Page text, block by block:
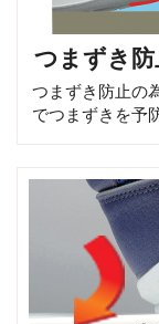
つまずき防
つまずき防止の
でつまずきを予